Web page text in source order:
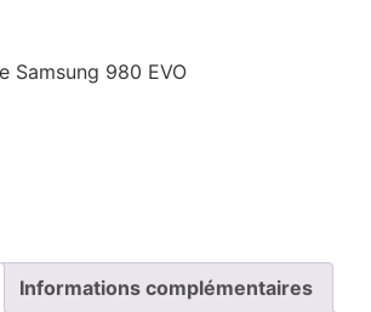
Samsung 980 EVO
Informations complémentaires